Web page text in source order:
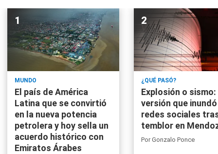
MUNDO
El país de América
Latina que se convirtió
en la nueva potencia
petrolera y hoy sella un
acuerdo histórico con
Emiratos Árabes
¿QUÉ PASÓ?
Explosión o sismo:
versión que
redes sociales
temblor en
PorGonzalo Ponce